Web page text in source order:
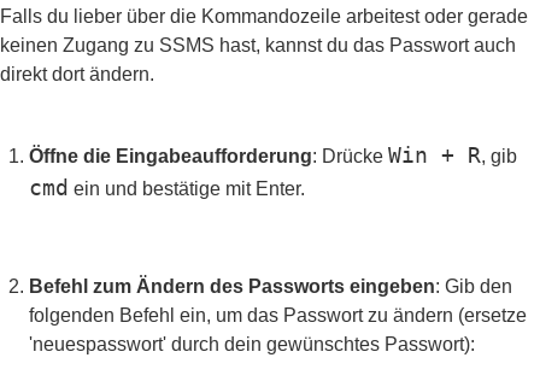
Falls du lieber über die Kommandozeile arbeitest oder gerade
keinen Zugang zu SSMS hast, kannst du das Passwort auch
direkt dort ändern.
Öffne die Eingabeaufforderung: Drücke Win + R, gib
cmd ein und bestätige mit Enter.
Befehl zum Ändern des Passworts eingeben: Gib den
folgenden Befehl ein, um das Passwort zu ändern (ersetze
'neuespasswort' durch dein gewünschtes Passwort):